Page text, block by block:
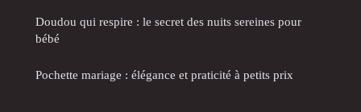
Doudou qui respire : le secret des nuits sereines pour
bébé
Pochette mariage : élégance et praticité à petits prix